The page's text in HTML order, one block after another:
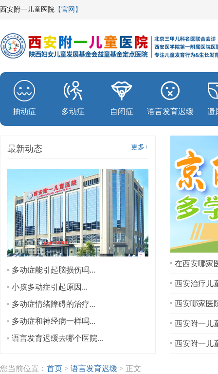
西安附一儿童医院 【官网】
抽动症 多动症 自闭症 语言发育迟缓 遗
更多+
最新动态
多动症能引起脑损伤吗...
小孩多动症引起原因...
多动症情绪障碍的治疗...
多动症和神经病一样吗...
语言发育迟缓去哪个医院...
在西安哪家
西安治疗儿
西安附一儿
西安附一儿
您当前位置： 首页 > 语言发育迟缓 > 正文